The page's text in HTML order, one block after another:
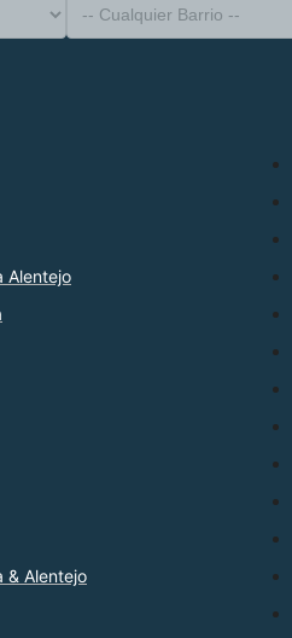
-- Tipo de Propiedad --
Distrito
-- Localidad --
-- Cualquier Barrio --
-- Cualquier Número --
Ordenar Por
Alentejo
& Alentejo